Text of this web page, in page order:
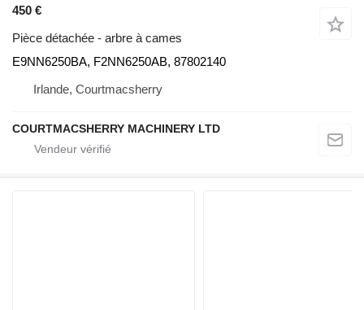
450 €
Pièce détachée - arbre à cames
E9NN6250BA, F2NN6250AB, 87802140
Irlande, Courtmacsherry
COURTMACSHERRY MACHINERY LTD